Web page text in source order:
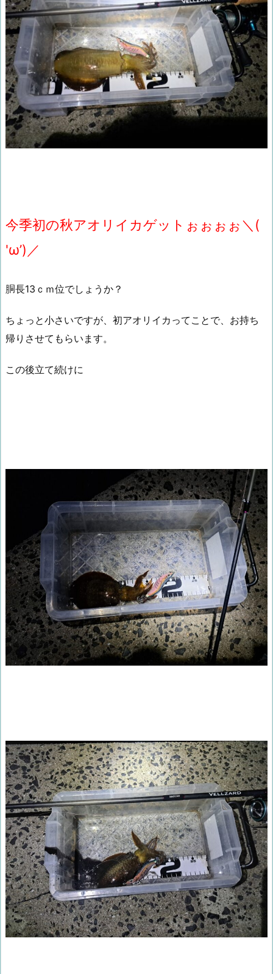
今季初の秋アオリイカゲットぉぉぉぉ＼(
'ω’)／
胴長13ｃｍ位でしょうか？
ちょっと小さいですが、初アオリイカってことで、お持ち
帰りさせてもらいます。
この後立て続けに